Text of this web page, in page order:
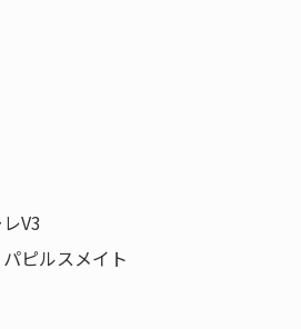
V3
ピルスメイト
2263